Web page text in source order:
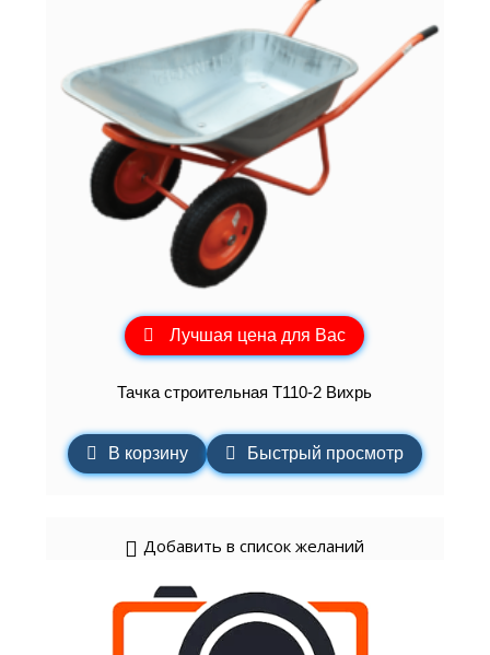
Лучшая цена для Вас
Тачка строительная Т110-2 Вихрь
В корзину Быстрый просмотр
Добавить в список желаний